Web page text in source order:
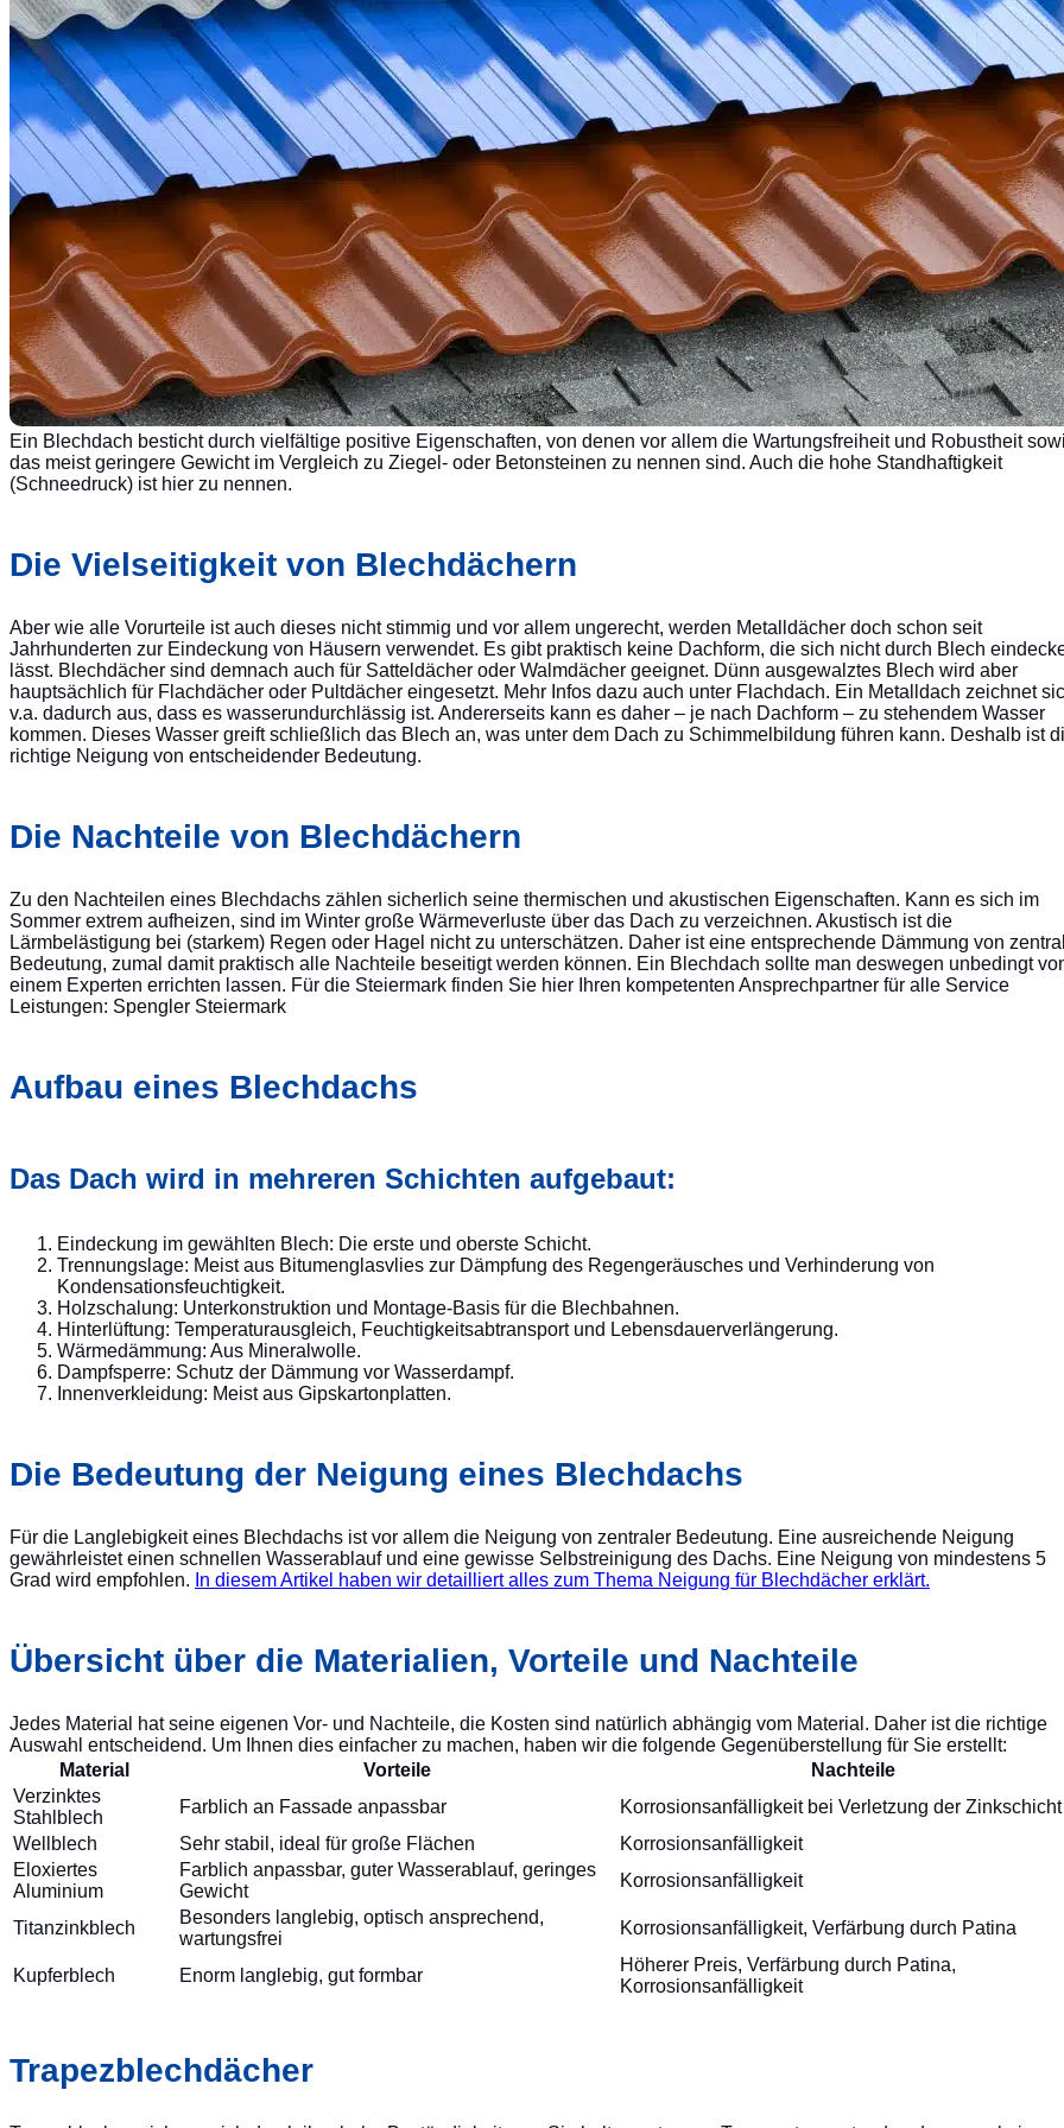
Ein Blechdach besticht durch vielfältige positive Eigenschaften, von denen vor allem die Wartungsfreiheit und Robustheit
das meist geringere Gewicht im Vergleich zu Ziegel- oder Betonsteinen zu nennen sind. Auch die hohe Standhaftigkeit
(Schneedruck) ist hier zu nennen.
Die Vielseitigkeit von Blechdächern
Aber wie alle Vorurteile ist auch dieses nicht stimmig und vor allem ungerecht, werden Metalldächer doch schon seit
Jahrhunderten zur Eindeckung von Häusern verwendet. Es gibt praktisch keine Dachform, die sich nicht durch Blech
lässt. Blechdächer sind demnach auch für Satteldächer oder Walmdächer geeignet. Dünn ausgewalztes Blech wird aber
hauptsächlich für Flachdächer oder Pultdächer eingesetzt. Mehr Infos dazu auch unter Flachdach. Ein Metalldach zeichnet
v.a. dadurch aus, dass es wasserundurchlässig ist. Andererseits kann es daher – je nach Dachform – zu stehendem Wasser
kommen. Dieses Wasser greift schließlich das Blech an, was unter dem Dach zu Schimmelbildung führen kann. Deshalb ist
richtige Neigung von entscheidender Bedeutung.
Die Nachteile von Blechdächern
Zu den Nachteilen eines Blechdachs zählen sicherlich seine thermischen und akustischen Eigenschaften. Kann es sich im
Sommer extrem aufheizen, sind im Winter große Wärmeverluste über das Dach zu verzeichnen. Akustisch ist die
Lärmbelästigung bei (starkem) Regen oder Hagel nicht zu unterschätzen. Daher ist eine entsprechende Dämmung von
Bedeutung, zumal damit praktisch alle Nachteile beseitigt werden können. Ein Blechdach sollte man deswegen unbedingt
einem Experten errichten lassen. Für die Steiermark finden Sie hier Ihren kompetenten Ansprechpartner für alle Service
Leistungen: Spengler Steiermark
Aufbau eines Blechdachs
Das Dach wird in mehreren Schichten aufgebaut:
Eindeckung im gewählten Blech: Die erste und oberste Schicht.
Trennungslage: Meist aus Bitumenglasvlies zur Dämpfung des Regengeräusches und Verhinderung von
Kondensationsfeuchtigkeit.
Holzschalung: Unterkonstruktion und Montage-Basis für die Blechbahnen.
Hinterlüftung: Temperaturausgleich, Feuchtigkeitsabtransport und Lebensdauerverlängerung.
Wärmedämmung: Aus Mineralwolle.
Dampfsperre: Schutz der Dämmung vor Wasserdampf.
Innenverkleidung: Meist aus Gipskartonplatten.
Die Bedeutung der Neigung eines Blechdachs
Für die Langlebigkeit eines Blechdachs ist vor allem die Neigung von zentraler Bedeutung. Eine ausreichende Neigung
gewährleistet einen schnellen Wasserablauf und eine gewisse Selbstreinigung des Dachs. Eine Neigung von mindestens 5
Grad wird empfohlen. In diesem Artikel haben wir detailliert alles zum Thema Neigung für Blechdächer erklärt.
Übersicht über die Materialien, Vorteile und Nachteile
Jedes Material hat seine eigenen Vor- und Nachteile, die Kosten sind natürlich abhängig vom Material. Daher ist die richtige
Auswahl entscheidend. Um Ihnen dies einfacher zu machen, haben wir die folgende Gegenüberstellung für Sie erstellt:
Material
Vorteile
Nachteile
Verzinktes
Stahlblech
Farblich an Fassade anpassbar
Korrosionsanfälligkeit bei Verletzung der Zinkschicht
Wellblech
Sehr stabil, ideal für große Flächen
Korrosionsanfälligkeit
Eloxiertes
Aluminium
Farblich anpassbar, guter Wasserablauf, geringes
Gewicht
Korrosionsanfälligkeit
Titanzinkblech
Besonders langlebig, optisch ansprechend,
wartungsfrei
Korrosionsanfälligkeit, Verfärbung durch Patina
Kupferblech Enorm langlebig, gut formbar
Höherer Preis, Verfärbung durch Patina,
Korrosionsanfälligkeit
Trapezblechdächer